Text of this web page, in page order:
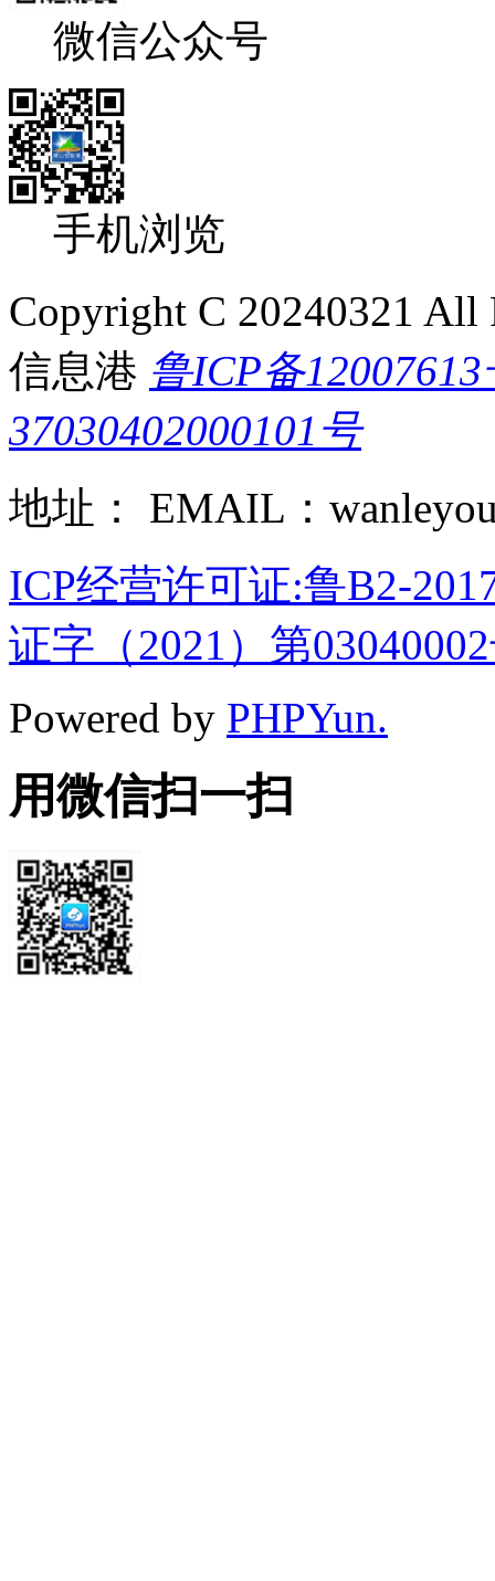
微信公众号
手机浏览
Copyright C 20240321 All
信息港 鲁ICP备12007613
37030402000101号
地址： EMAIL：
ICP经营许可证:鲁B2-
证字（2021）第
Powered by PHPYun.
用微信扫一扫